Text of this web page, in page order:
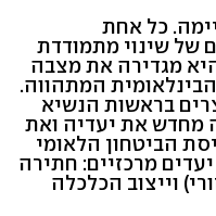
כל אחת
של שינוי מתמודדת
מגדירה את מצבה
המתהווה.
בראשות הנשיא
מחדש את יעדיה ואת
הביטחון הלאומי
מרכזיים: חתירה
וייצוב הכלכלה